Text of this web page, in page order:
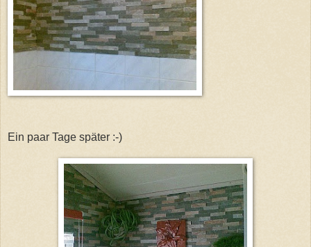
Ein paar Tage später :-)